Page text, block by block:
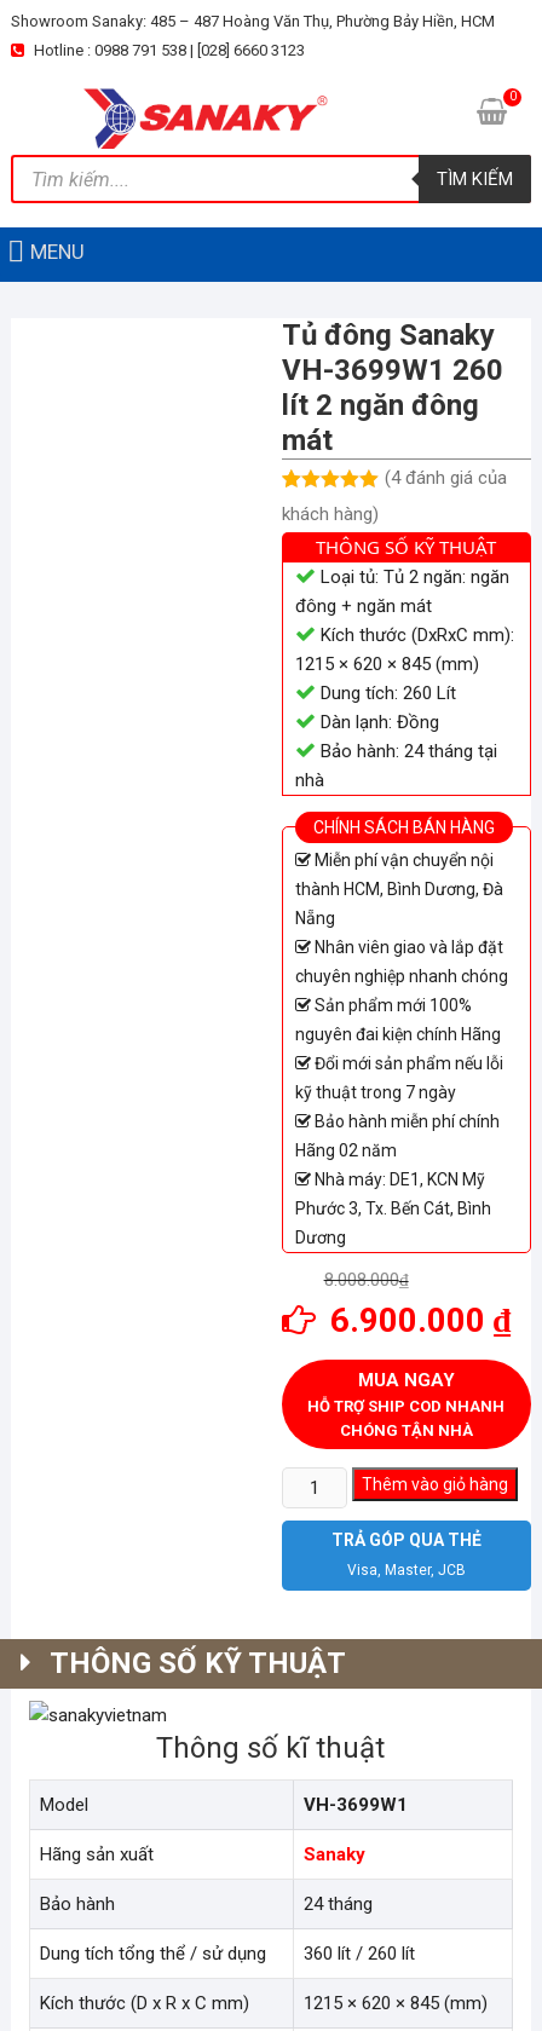
Skip
to
Showroom Sanaky: 485 – 487 Hoàng Văn Thụ, Phường Bảy Hiền, HCM
Hotline : 0988 791 538 | [028] 6660 3123
0
Tìm
kiếm
sản
TÌM KIẾM
MENU
Tủ đông Sanaky
VH-3699W1 260
lít 2 ngăn đông
mát
5.00 trên 5
dựa trên
4
đánh giá
(4đánh giá của
khách hàng)
THÔNG SỐ KỸ THUẬT
Loại tủ: Tủ 2 ngăn: ngăn
đông + ngăn mát
Kích thước (DxRxC mm):
1215 × 620 × 845 (mm)
Dung tích: 260 Lít
Dàn lạnh: Đồng
Bảo hành: 24 tháng tại
nhà
CHÍNH SÁCH BÁN HÀNG
Miễn phí vận chuyển nội
thành HCM, Bình Dương, Đà
Nẵng
Nhân viên giao và lắp đặt
chuyên nghiệp nhanh chóng
Sản phẩm mới 100%
nguyên đai kiện chính Hãng
Đổi mới sản phẩm nếu lỗi
kỹ thuật trong 7 ngày
Bảo hành miễn phí chính
Hãng 02 năm
Nhà máy: DE1, KCN Mỹ
Phước 3, Tx. Bến Cát, Bình
Dương
8.008.000₫
6.900.000 ₫
MUA NGAY
HỖ TRỢ SHIP COD NHANH
CHÓNG TẬN NHÀ
đông
Sanaky
3699W1
lít
2
đông
lượng
Thêm vào giỏ hàng
TRẢ GÓP QUA THẺ
Visa, Master, JCB
THÔNG SỐ KỸ THUẬT
Thông số kĩ thuật
Model VH-3699W1
Hãng sản xuất Sanaky
Bảo hành 24 tháng
Dung tích tổng thể / sử dụng 360 lít / 260 lít
Kích thước (D x R x C mm) 1215 × 620 × 845 (mm)